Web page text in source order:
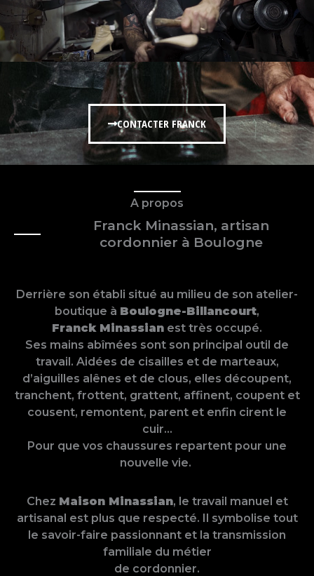
CONTACTER FRANCK
A propos
Franck Minassian, artisan
cordonnier à Boulogne
Derrière son établi situé au milieu de son atelier-
boutique à Boulogne-Billancourt,
Franck Minassian est très occupé.
Ses mains abîmées sont son principal outil de
travail. Aidées de cisailles et de marteaux,
d’aiguilles alênes et de clous, elles découpent,
tranchent, frottent, grattent, affinent, coupent et
cousent, remontent, parent et enfin cirent le
cuir…
Pour que vos chaussures repartent pour une
nouvelle vie.
Chez Maison Minassian, le travail manuel et
artisanal est plus que respecté. Il symbolise tout
le savoir-faire passionnant et la transmission
familiale du métier
de cordonnier.